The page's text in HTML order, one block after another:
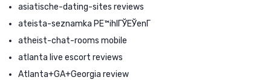
asiatische-dating-sites reviews
ateista-seznamka PЕ™ihlГЎЕЎenГ­
atheist-chat-rooms mobile
atlanta live escort reviews
Atlanta+GA+Georgia review